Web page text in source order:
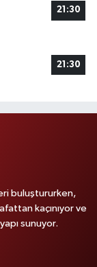
21:30
21:30
buluştururken,
kaçınıyor ve
sunuyor.